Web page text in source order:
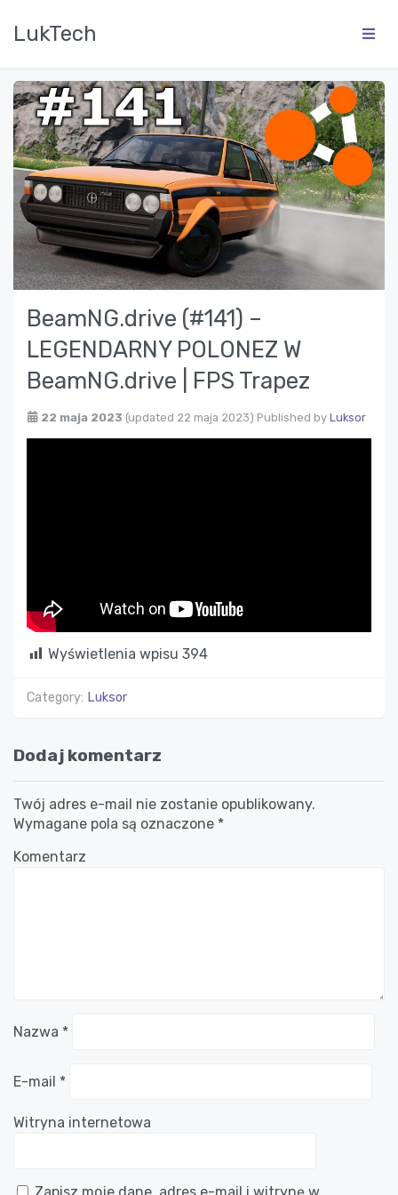
LukTech
BeamNG.drive (#141) –
LEGENDARNY POLONEZ W
BeamNG.drive | FPS Trapez
22 maja 2023 (updated 22 maja 2023) Published by Luksor
Wyświetlenia wpisu 394
Category: Luksor
Dodaj komentarz
Twój adres e-mail nie zostanie opublikowany.
Wymagane pola są oznaczone *
Komentarz
Nazwa *
E-mail *
Witryna internetowa